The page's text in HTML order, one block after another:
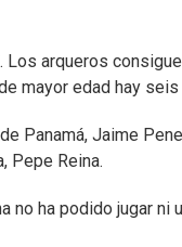
arqueros
mayor edad hay
Panamá, Jaime
Pepe Reina.
no ha podido jugar ni